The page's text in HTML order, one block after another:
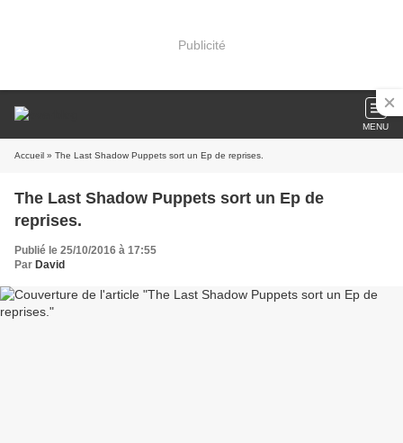
Publicité
MENU
Accueil » The Last Shadow Puppets sort un Ep de reprises.
The Last Shadow Puppets sort un Ep de
reprises.
Publié le 25/10/2016 à 17:55
Par David